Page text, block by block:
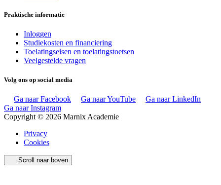
Praktische informatie
Inloggen
Studiekosten en financiering
Toelatingseisen en toelatingstoetsen
Veelgestelde vragen
Volg ons op social media
Ga naar Facebook Ga naar YouTube
Ga naar LinkedIn
Ga naar Instagram
Copyright © 2026 Marnix Academie
Privacy
Cookies
Scroll naar boven